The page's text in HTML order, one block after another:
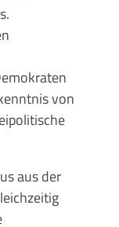
von
aus der